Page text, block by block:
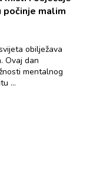
počinje malim
obilježava
Ovaj dan
mentalnog
...